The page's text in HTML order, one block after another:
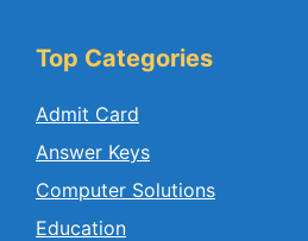
Top Categories
Admit Card
Answer Keys
Computer Solutions
Education